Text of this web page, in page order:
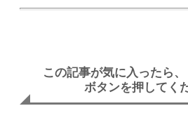
この記事が気に入ったら
ボタンを押してく